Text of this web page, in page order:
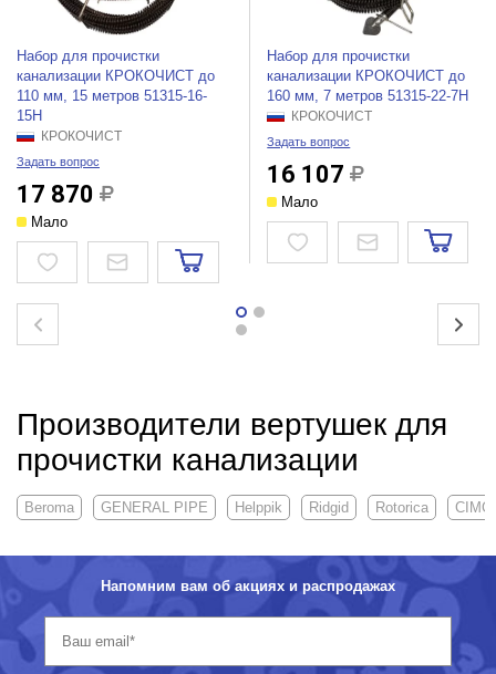
Набор для прочистки
канализации КРОКОЧИСТ до
110 мм, 15 метров 51315-16-
15Н
КРОКОЧИСТ
Задать вопрос
17 870
Мало
Набор для прочистки
канализации КРОКОЧИСТ до
160 мм, 7 метров 51315-22-7Н
КРОКОЧИСТ
Задать вопрос
16 107
Мало
Производители вертушек для
прочистки канализации
Beroma GENERAL PIPE Helppik Ridgid Rotorica
Напомним вам об акциях и распродажах